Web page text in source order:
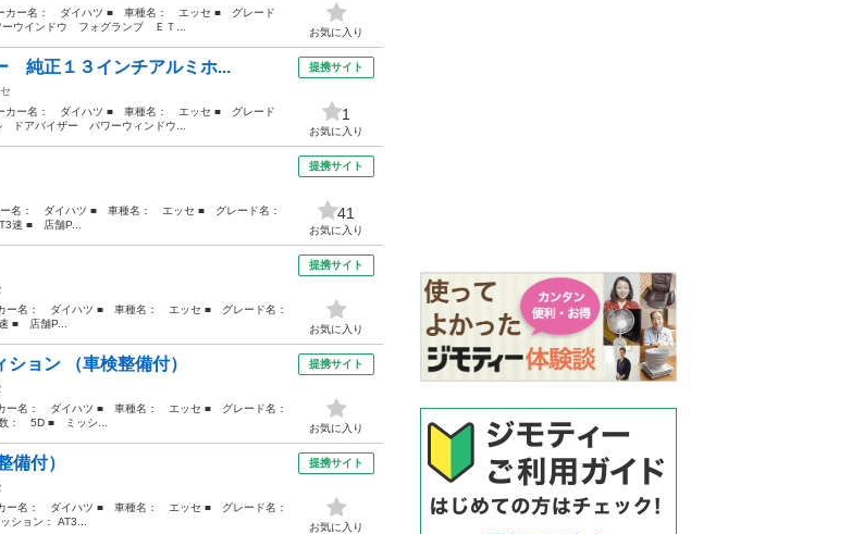
ー名： ダイハツ ■ 車種名： エッセ ■ グレード
ウインドウ フォグランプ ＥＴ...
お気に入り
純正１３インチアルミホ...
ー名： ダイハツ ■ 車種名： エッセ ■ グレード
アバイザー パワーウィンドウ...
提携サイト
1
お気に入り
名： ダイハツ ■ 車種名： エッセ ■ グレード名：
速 ■ 店舗P...
提携サイト
41
お気に入り
ー名： ダイハツ ■ 車種名： エッセ ■ グレード名：
■ 店舗P...
提携サイト
お気に入り
ョン （車検整備付）
ー名： ダイハツ ■ 車種名： エッセ ■ グレード名：
： 5D ■ ミッシ...
提携サイト
お気に入り
備付）
ー名： ダイハツ ■ 車種名： エッセ ■ グレード名：
ョン： AT3...
提携サイト
お気に入り